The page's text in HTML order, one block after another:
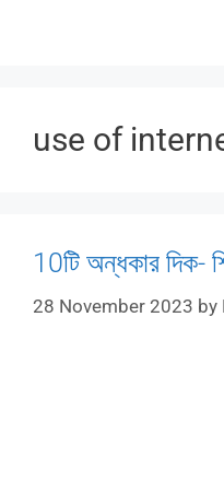
use of
10টি অন্ধকার দিক-
28 November 2023 by